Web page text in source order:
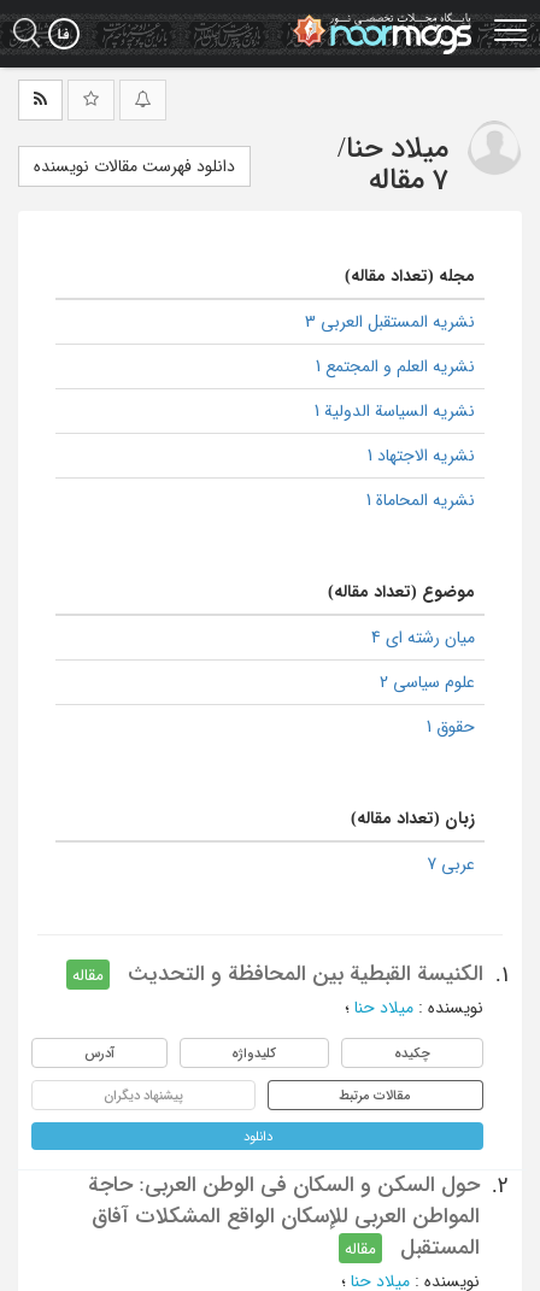
Skip
to
main
میلاد حنا/
7 مقاله
دانلود فهرست مقالات نویسنده
مجله (تعداد مقاله)
نشریه المستقبل العربی 3
نشریه العلم و المجتمع 1
نشریه السیاسة الدولیة 1
نشریه الاجتهاد 1
نشریه المحاماة 1
موضوع (تعداد مقاله)
میان رشته ای 4
علوم سیاسی 2
حقوق 1
زبان (تعداد مقاله)
عربی 7
1. الکنیسة القبطیة بین المحافظة و التحدیث
مقاله
نویسنده : میلاد حنا ؛
چکیده کلیدواژه آدرس
مقالات مرتبط پیشنهاد دیگران
دانلود
2.
حول السکن و السکان فی الوطن العربی: حاجة
المواطن العربی للإسکان الواقع المشکلات آفاق
المستقبل
مقاله
نویسنده : میلاد حنا ؛